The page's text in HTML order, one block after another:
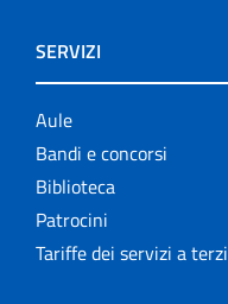
SERVIZI
Aule
Bandi e concorsi
Biblioteca
Patrocini
Tariffe dei servizi a terzi